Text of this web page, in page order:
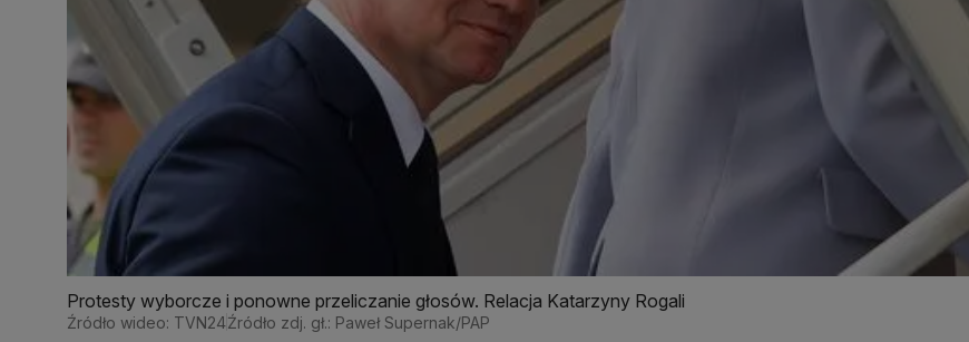
Protesty wyborcze i ponowne przeliczanie głosów. Relacja Katarzyny Rogali
Źródło wideo: TVN24Źródło zdj. gł.: Paweł Supernak/PAP